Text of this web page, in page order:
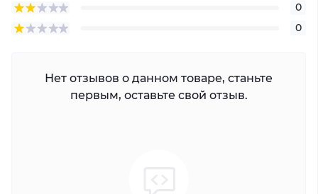
0
0
Нет отзывов о данном товаре, станьте
первым, оставьте свой отзыв.